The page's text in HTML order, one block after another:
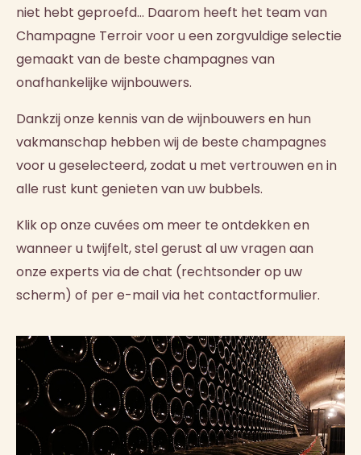
niet hebt geproefd… Daarom heeft het team van
Champagne Terroir voor u een zorgvuldige selectie
gemaakt van de beste champagnes van
onafhankelijke wijnbouwers.
Dankzij onze kennis van de wijnbouwers en hun
vakmanschap hebben wij de beste champagnes
voor u geselecteerd, zodat u met vertrouwen en in
alle rust kunt genieten van uw bubbels.
Klik op onze cuvées om meer te ontdekken en
wanneer u twijfelt, stel gerust al uw vragen aan
onze experts via de chat (rechtsonder op uw
scherm) of per e-mail via het contactformulier.